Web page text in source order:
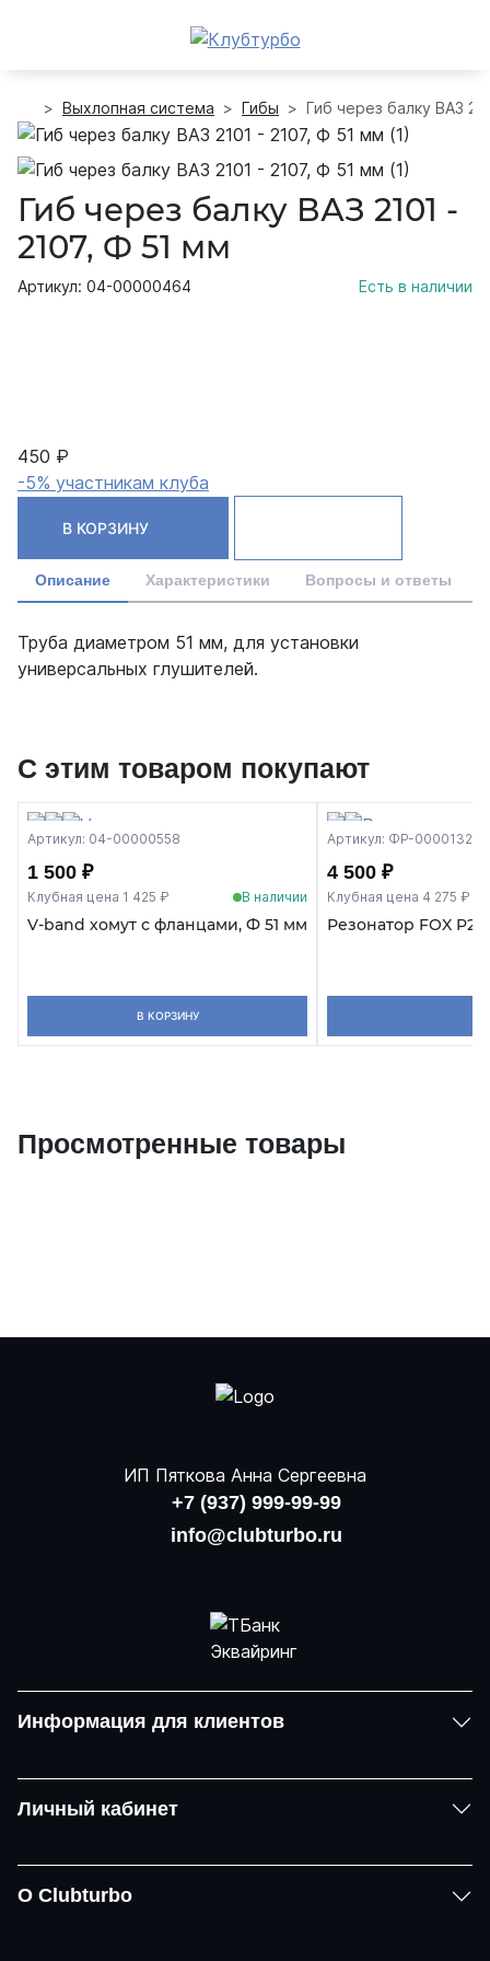
Выхлопная система Гибы Гиб через балку ВАЗ
Гиб через балку ВАЗ 2101 -
2107, Ф 51 мм
Артикул: 04-00000464 Есть в наличии
450 ₽
-5% участникам клуба
В КОРЗИНУ
Описание Характеристики Вопросы и ответы
Труба диаметром 51 мм, для установки
универсальных глушителей.
С этим товаром покупают
Артикул: 04-00000558
1 500 ₽
Клубная цена 1 425 ₽ В наличии
V-band хомут с фланцами, Ф 51 мм
В КОРЗИНУ
Артикул: ФР-00001329
4 500 ₽
Клубная цена 4 275 ₽
Резонатор FOX
Просмотренные товары
ИП Пяткова Анна Сергеевна
+7 (937) 999-99-99
info@clubturbo.ru
Информация для клиентов
Личный кабинет
О Clubturbo